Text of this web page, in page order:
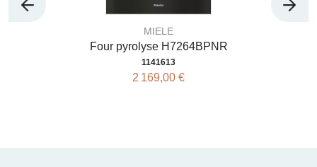
MIELE
Four pyrolyse H7264BPNR
1141613
2 169,00 €